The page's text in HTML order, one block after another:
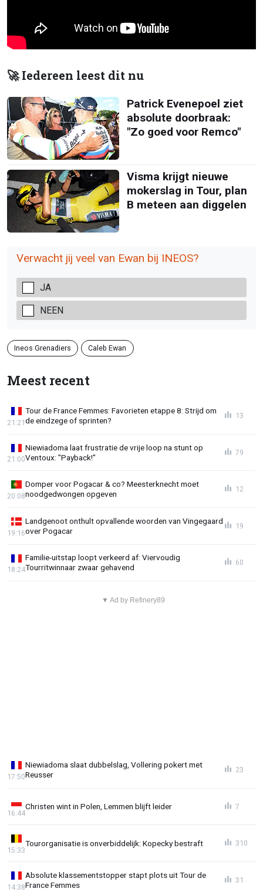
🚀 Iedereen leest dit nu
Patrick Evenepoel ziet
absolute doorbraak:
"Zo goed voor Remco"
Visma krijgt nieuwe
mokerslag in Tour, plan
B meteen aan diggelen
Verwacht jij veel van Ewan bij INEOS?
JA
NEEN
Ineos Grenadiers Caleb Ewan
Meest recent
Tour de France Femmes: Favorieten etappe 8: Strijd om
de eindzege of sprinten?
21:21
13
Niewiadoma laat frustratie de vrije loop na stunt op
Ventoux: "Payback!"
21:00
79
Domper voor Pogacar & co? Meesterknecht moet
noodgedwongen opgeven
20:08
12
Landgenoot onthult opvallende woorden van Vingegaard
over Pogacar
19:16
19
Familie-uitstap loopt verkeerd af: Viervoudig
Tourritwinnaar zwaar gehavend
18:24
60
▼ Ad by Refinery89
Niewiadoma slaat dubbelslag, Vollering pokert met
Reusser
17:50
23
Christen wint in Polen, Lemmen blijft leider
16:44
7
Tourorganisatie is onverbiddelijk: Kopecky bestraft
15:33
310
Absolute klassementstopper stapt plots uit Tour de
France Femmes
14:38
31